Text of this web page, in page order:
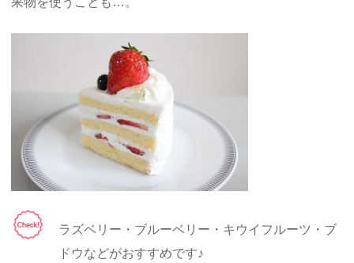
ラズベリー・ブルーベリー・キウイフルーツ・ブ
ドウなどがおすすめです♪